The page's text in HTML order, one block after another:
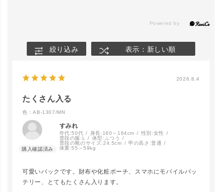
絞り込み 表示：新しい順
2026.8.4
たくさん入る
色：AB-1307/MN
すみれ
年代:50代 身長: 160～164cm 性別:女性
普段の服: L 体型: ふつう
普段の靴のサイズ:24.5cm 甲の高さ:普通
体重:55～59kg
可愛いバックです。財布や化粧ポーチ、スマホにモバイルバッ
テリー、とてもたくさん入ります。